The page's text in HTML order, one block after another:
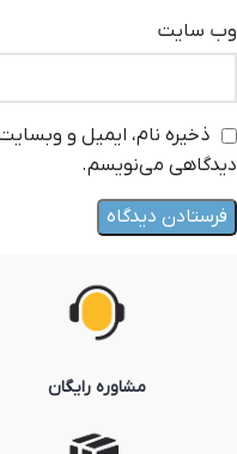
وب‌ سایت
ذخیره نام، ایمیل و
دیدگاهی می‌نویسم.
مشاوره رایگان